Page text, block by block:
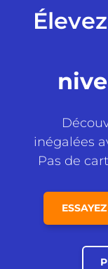
inégalées
Pas de